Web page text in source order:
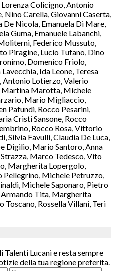
Colicigno, Antonio
Nino Carella, Giovanni Caserta,
De Nicola, Emanuela Di Mare,
Guma, Emanuele Labanchi,
Federico Mussuto,
Piragine, Lucio Tufano, Dino
Domenico Friolo,
Ida Leone, Teresa
Antonio Lotierzo, Valerio
Martina Marotta, Michele
Mario Migliaccio,
Pafundi, Rocco Pesarini,
Cristi Sansone, Rocco
Rocco Rosa, Vittorio
Silvia Favulli, Claudia De Luca,
Digilio, Mario Santoro, Anna
Marco Tedesco, Vito
Margherita Lopergolo,
Pellegrino, Michele Petruzzo,
Michele Saponaro, Pietro
Tita, Margherita
Toscano, Rossella Villani, Teri
Lucani e resta sempre
della tua regione preferita.